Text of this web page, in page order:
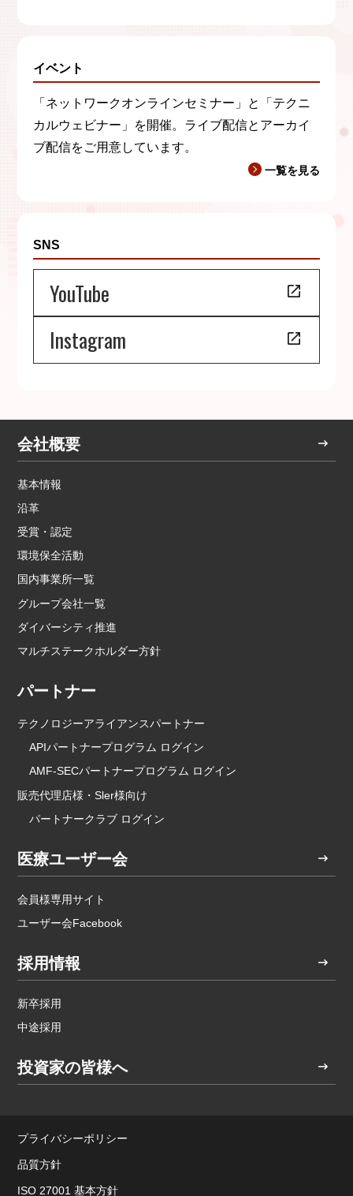
イベント
「ネットワークオンラインセミナー」と「テクニ
カルウェビナー」を開催。ライブ配信とアーカイ
ブ配信をご用意しています。
一覧を見る
SNS
YouTube
Instagram
会社概要
基本情報
沿革
受賞・認定
環境保全活動
国内事業所一覧
グループ会社一覧
ダイバーシティ推進
マルチステークホルダー方針
パートナー
テクノロジーアライアンスパートナー
APIパートナープログラム ログイン
AMF-SECパートナープログラム ログイン
販売代理店様・Sler様向け
パートナークラブ ログイン
医療ユーザー会
会員様専用サイト
ユーザー会Facebook
採用情報
新卒採用
中途採用
投資家の皆様へ
プライバシーポリシー
品質方針
ISO 27001 基本方針